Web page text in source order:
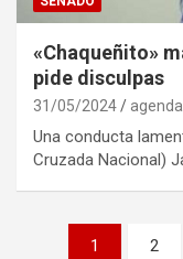
«Chaqueñito»
pide disculpas
31/05/2024 agenda
Una conducta
Cruzada Nacional)
Navegación
1 2